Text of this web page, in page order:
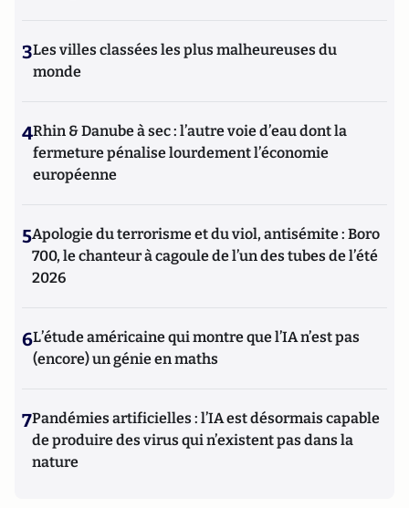
3Les villes classées les plus malheureuses du
monde
4Rhin & Danube à sec : l’autre voie d’eau dont la
fermeture pénalise lourdement l’économie
européenne
5Apologie du terrorisme et du viol, antisémite : Boro
700, le chanteur à cagoule de l’un des tubes de l’été
2026
6L’étude américaine qui montre que l’IA n’est pas
(encore) un génie en maths
7Pandémies artificielles : l’IA est désormais capable
de produire des virus qui n’existent pas dans la
nature